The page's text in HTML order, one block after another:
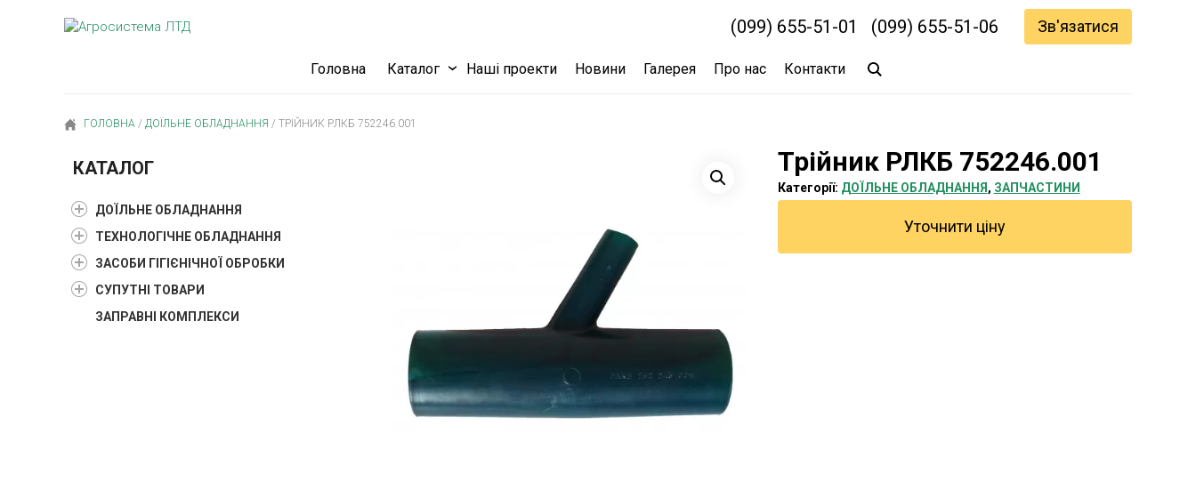
(099) 655-51-01 (099) 655-51-06 Зв'язатися
Головна Каталог Наші проекти Новини Галерея Про нас Контакти
ГОЛОВНА / ДОЇЛЬНЕ ОБЛАДНАННЯ / ТРІЙНИК РЛКБ 752246.001
Трійник РЛКБ 752246.001
Категорії: ДОЇЛЬНЕ ОБЛАДНАННЯ , ЗАПЧАСТИНИ
Уточнити ціну
КАТАЛОГ
ДОЇЛЬНЕ ОБЛАДНАННЯ
ТЕХНОЛОГІЧНЕ ОБЛАДНАННЯ
ЗАСОБИ ГІГІЄНІЧНОЇ ОБРОБКИ
СУПУТНІ ТОВАРИ
ЗАПРАВНІ КОМПЛЕКСИ